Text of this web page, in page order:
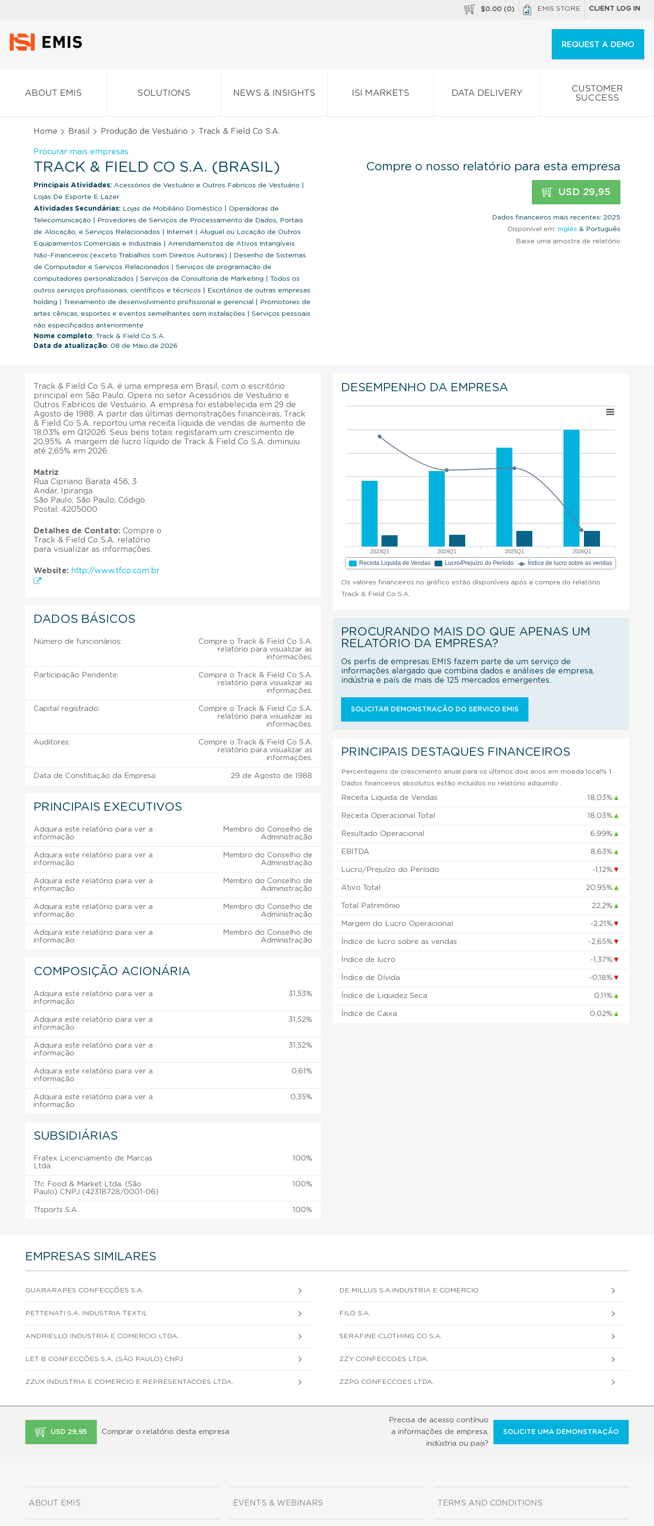
$0.00 (0) EMIS STORE CLIENT LOG IN
REQUEST A DEMO
ABOUT EMIS SOLUTIONS NEWS & INSIGHTS ISI MARKETS DATA DELIVERY
CUSTOMER
SUCCESS
Home Brasil Produção de Vestuário Track & Field Co S.A.
Procurar mais empresas
TRACK & FIELD CO S.A. (BRASIL)
Principais Atividades: Acessórios de Vestuário e Outros Fabricos de Vestuário
Lojas De Esporte E Lazer
Atividades Secundárias: Lojas de Mobiliário Doméstico
Operadoras de
Telecomunicação
Provedores de Serviços de Processamento de Dados, Portais
de Alocação, e Serviços Relacionados
Internet
Aluguel ou Locação de Outros
Equipamentos Comerciais e Industriais
Arrendamenstos de Ativos Intangíveis
Não-Financeiros (exceto Trabalhos com Direitos Autorais)
Desenho de Sistemas
de Computador e Serviços Relacionados
Serviços de programação de
computadores personalizados
Serviços de Consultoria de Marketing
Todos os
outros serviços profissionais, científicos e técnicos
Escritórios de outras empresas
holding
Treinamento de desenvolvimento profissional e gerencial
Promotores de
artes cênicas, esportes e eventos semelhantes sem instalações
Serviços pessoais
não especificados anteriormente
Nome completo: Track & Field Co S.A.
Data de atualização: 08 de Maio de 2026
Compre o nosso relatório para esta empresa
USD 29,95
Dados financeiros mais recentes: 2025
Disponível em: Inglês & Português
Baixe uma amostra de relatório
Track & Field Co S.A. é uma empresa em Brasil, com o escritório
principal em São Paulo. Opera no setor Acessórios de Vestuário e
Outros Fabricos de Vestuário. A empresa foi estabelecida em 29 de
Agosto de 1988. A partir das últimas demonstrações financeiras, Track
& Field Co S.A. reportou uma receita líquida de vendas de aumento de
18,03% em Q12026. Seus bens totais registaram um crescimento de
20,95%. A margem de lucro líquido de Track & Field Co S.A. diminuiu
até 2,65% em 2026.
Matriz
Rua Cipriano Barata 456, 3
Andar, Ipiranga
São Paulo; São Paulo; Código
Postal: 4205000
Detalhes de Contato: Compre o
Track & Field Co S.A. relatório
para visualizar as informações.
Website: http://www.tfco.com.br
DADOS BÁSICOS
Número de funcionários:
Compre o Track & Field Co S.A.
relatório para visualizar as
informações.
Participação Pendente:
Compre o Track & Field Co S.A.
relatório para visualizar as
informações.
Capital registrado:
Compre o Track & Field Co S.A.
relatório para visualizar as
informações.
Auditores:
Compre o Track & Field Co S.A.
relatório para visualizar as
informações.
Data de Constituição da Empresa: 29 de Agosto de 1988
PRINCIPAIS EXECUTIVOS
Adquira este relatório para ver a
informação
Membro do Conselho de
Administração
Adquira este relatório para ver a
informação
Membro do Conselho de
Administração
Adquira este relatório para ver a
informação
Membro do Conselho de
Administração
Adquira este relatório para ver a
informação
Membro do Conselho de
Administração
Adquira este relatório para ver a
informação
Membro do Conselho de
Administração
COMPOSIÇÃO ACIONÁRIA
Adquira este relatório para ver a
informação
31,53%
Adquira este relatório para ver a
informação
31,52%
Adquira este relatório para ver a
informação
31,52%
Adquira este relatório para ver a
informação
0,61%
Adquira este relatório para ver a
informação
0,35%
SUBSIDIÁRIAS
Fratex Licenciamento de Marcas
Ltda.
100%
Tfc Food & Market Ltda. (São
Paulo) CNPJ (42318728/0001-06)
100%
Tfsports S.A. 100%
DESEMPENHO DA EMPRESA
2023Q1 2024Q1 2025Q1 2026Q1
Receita Liquida de Vendas Lucro/Prejuízo do Período Índice de lucro sobre as vendas
Os valores financeiros no gráfico estão disponíveis após a compra do relatório
Track & Field Co S.A.
PROCURANDO MAIS DO QUE APENAS UM
RELATÓRIO DA EMPRESA?
Os perfis de empresas EMIS fazem parte de um serviço de
informações alargado que combina dados e análises de empresa,
indústria e país de mais de 125 mercados emergentes.
SOLICITAR DEMONSTRAÇÃO DO SERVIÇO EMIS
PRINCIPAIS DESTAQUES FINANCEIROS
Percentagens de crescimento anual para os últimos dois anos em moeda local% 1.
Dados financeiros absolutos estão incluídos no relatório adquirido .
Receita Liquida de Vendas 18,03% ▲
Receita Operacional Total 18,03% ▲
Resultado Operacional 6,99% ▲
EBITDA 8,63% ▲
Lucro/Prejuízo do Período -1,12% ▼
Ativo Total 20,95% ▲
Total Patrimônio 22,2% ▲
Margem do Lucro Operacional -2,21% ▼
Índice de lucro sobre as vendas -2,65% ▼
Índice de lucro -1,37% ▼
Índice de Dívida -0,18% ▼
Índice de Liquidez Seca 0,11% ▲
Índice de Caixa 0,02% ▲
EMPRESAS SIMILARES
GUARARAPES CONFECÇÕES S.A. DE MILLUS S.A.INDUSTRIA E COMERCIO
PETTENATI S.A. INDUSTRIA TEXTIL FILO S.A.
ANDRIELLO INDUSTRIA E COMERCIO LTDA. SERAFINE CLOTHING CO S.A.
LET B CONFECÇÕES S.A. (SÃO PAULO) CNPJ ZZY CONFECCOES LTDA.
ZZUX INDUSTRIA E COMERCIO E REPRESENTACOES LTDA. ZZPG CONFECCOES LTDA.
USD 29,95 Comprar o relatório desta empresa
Precisa de acesso contínuo
a informações de empresa,
indústria ou país?
SOLICITE UMA DEMONSTRAÇÃO
ABOUT EMIS EVENTS & WEBINARS TERMS AND CONDITIONS